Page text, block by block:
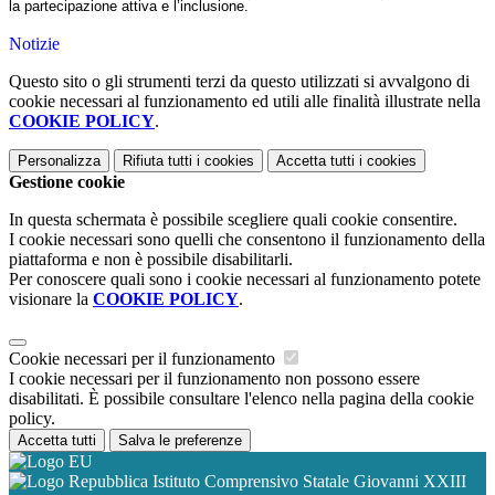
la partecipazione attiva e l’inclusione.
Notizie
Questo sito o gli strumenti terzi da questo utilizzati si avvalgono di
cookie necessari al funzionamento ed utili alle finalità illustrate nella
COOKIE POLICY.
Personalizza Rifiuta tutti i cookies Accetta tutti i cookies
Gestione cookie
In questa schermata è possibile scegliere quali cookie consentire.
I cookie necessari sono quelli che consentono il funzionamento della
piattaforma e non è possibile disabilitarli.
Per conoscere quali sono i cookie necessari al funzionamento potete
visionare la COOKIE POLICY.
Cookie necessari per il funzionamento
I cookie necessari per il funzionamento non possono essere
disabilitati. È possibile consultare l'elenco nella pagina della cookie
policy.
Accetta tutti Salva le preferenze
Istituto Comprensivo Statale Giovanni XXIII